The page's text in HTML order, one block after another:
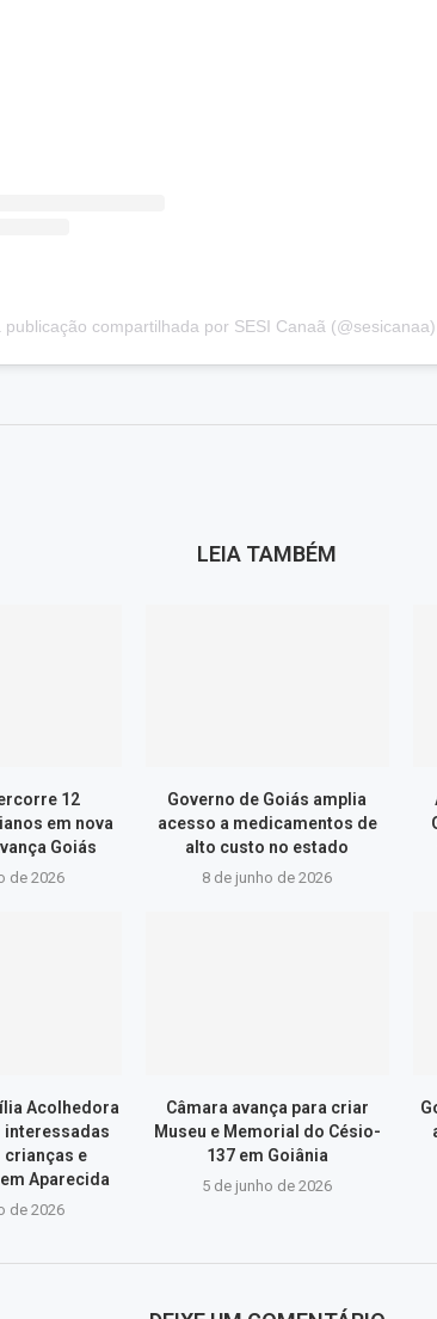
publicação compartilhada por SESI Canaã (@sesicanaa)
LEIA TAMBÉM
12
em nova
Goiás
de 2026
Governo de Goiás amplia
acesso a medicamentos de
alto custo no estado
8 de junho de 2026
Acolhedora
interessadas
crianças e
Aparecida
de 2026
Câmara avança para criar
Museu e Memorial do Césio-
137 em Goiânia
5 de junho de 2026